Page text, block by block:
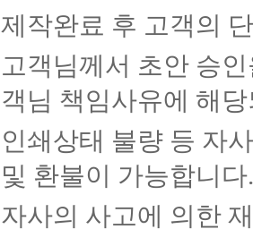
제작완료 후 고객의
고객님께서 초안 승
객님 책임사유에 해
인쇄상태 불량 등 자
및 환불이 가능합니다.
자사의 사고에 의한